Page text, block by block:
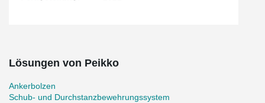
Lösungen von Peikko
Ankerbolzen
Schub- und Durchstanzbewehrungssystem